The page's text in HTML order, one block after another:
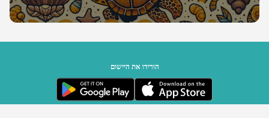
הורידו את היישום